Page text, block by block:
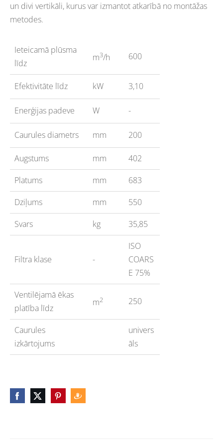
un divi vertikāli, kurus var izmantot atkarībā no montāžas
metodes.
Ieteicamā plūsma
līdz
m3/h 600
Efektivitāte līdz kW 3,10
Enerģijas padeve W -
Caurules diametrs mm 200
Augstums mm
402
Platums
mm
683
Dziļums
mm
550
Svars
kg 35,85
Filtra klase -
ISO
COARS
E 75%
Ventilējamā ēkas
platība līdz
m2 250
Caurules
izkārtojums
univers
āls